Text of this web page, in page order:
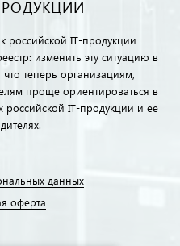
российской IT-продукции
изменить эту ситуацию в
теперь организациям,
проще ориентироваться в
российской IT-продукции и ее
данных
оферта